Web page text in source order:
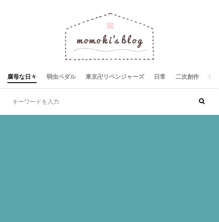
腐母な日々 弱虫ペダル 東京卍リベンジャーズ 日常 二次創作 お